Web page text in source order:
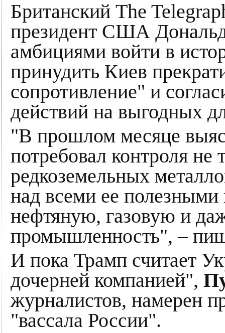
Британский The
президент США Дональд
амбициями войти в
принудить Киев
сопротивление" и
действий на выгодных
"В прошлом месяце
потребовал контроля не
редкоземельных
над всеми ее
нефтяную, газовую и
промышленность", –
И пока Трамп считает
дочерней компанией",
журналистов, намерен
"вассала России".